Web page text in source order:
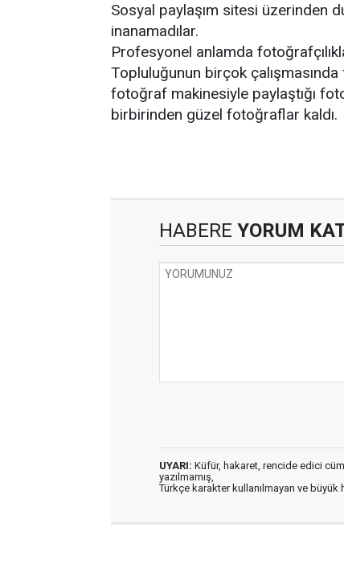
Sosyal paylaşım sitesi üzerinden
inanamadılar.
Profesyonel anlamda
Topluluğunun birçok
fotoğraf makinesiyle paylaştığı
birbirinden güzel fotoğraflar kaldı.
HABERE YORUM
UYARI: Küfür, hakaret, rencide edici
yazılmamış,
Türkçe karakter kullanılmayan ve büyük